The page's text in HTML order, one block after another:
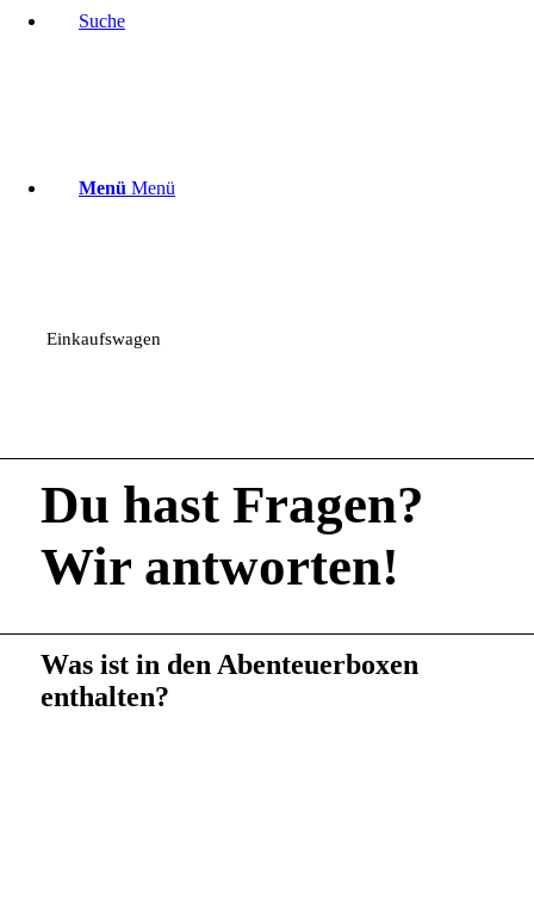
Suche
Menü Menü
Einkaufswagen
Du hast Fragen?
Wir antworten!
Was ist in den Abenteuerboxen
enthalten?